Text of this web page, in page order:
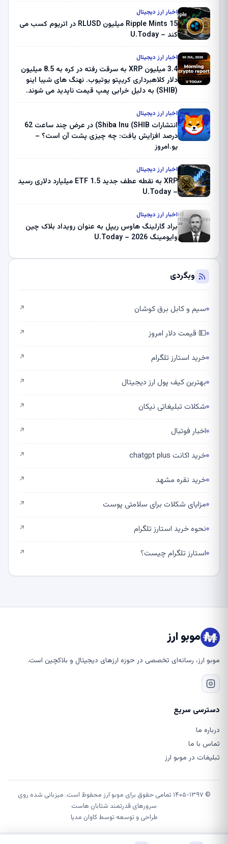
اخبار ارز دیجیتال
Ripple Mints 15 میلیون RLUSD در اتریوم کسب می
کند – U.Today
اخبار ارز دیجیتال
3.4 میلیون XRP به سرقت رفته در کره به 8.5 میلیون
دلار کلاهبرداری کریپتو یوتیوب. نهنگ های شیبا اینو
(SHIB) به دلیل خرابی پمپ قیمت ناپدید می شوند.
ثبت کرد – گزارش کریپتو صبح – U.Today
اخبار ارز دیجیتال
انتشارات Shiba Inu (SHIB) در عرض چند ساعت 62
درصد افزایش یافت: چه چیزی پشت آن است؟ –
یو.امروز
اخبار ارز دیجیتال
XRP به نقطه عطف جدید ETF 1.5 میلیارد دلاری رسید
– U.Today
اخبار ارز دیجیتال
براد گارلینگ هاوس ریپل به عنوان رویداد بلاک چین
وایومینگ 2026 – U.Today
وبگردی
سیم و کابل برق کوشان ↗
💵 قیمت دلار امروز ↗
خرید استارز تلگرام ↗
بهترین کیف پول ارز دیجیتال ↗
شکلات تبلیغاتی نیکان ↗
اخبار فوتبال ↗
خرید اکانت chatgpt plus ↗
خرید نقره مشهد ↗
مزایای شکلات برای سلامتی پوست ↗
نحوه خرید استارز تلگرام ↗
استارز تلگرام چیست؟ ↗
موبو ارز
موبو ارز، رسانه‌ای تخصصی در حوزه ارزهای دیجیتال و بلاکچین است.
دسترسی سریع
درباره ما
تماس با ما
تبلیغات در موبو ارز
© ۱۴۰۵-۱۳۹۷ تمامی حقوق برای موبو ارز محفوظ است. میزبانی شده روی
سرورهای قدرتمند شتابان هاست
طراحی و توسعه توسطکاوان مدیا